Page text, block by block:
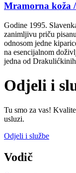
Mramorna koža
Godine 1995.
zanimljivu priču
odnosom jedne
na esencijalnom
jedna od
Odjeli i
Tu smo za vas!
usluzi.
Odjeli i službe
Vodič